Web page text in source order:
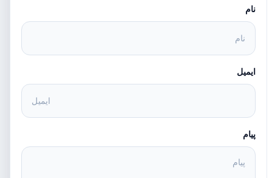
نام
ایمیل
پیام